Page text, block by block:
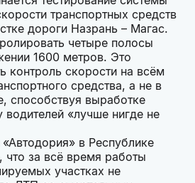
транспортных средств
дороги Назрань – Магас.
четыре полосы
1600 метров. Это
контроль скорости на всём
средства, а не в
способствуя выработке
«лучше нигде не
в Республике
что за всё время работы
участках не